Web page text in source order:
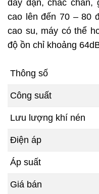
dày dặn, chắc chắn,
cao lên đến 70 – 80
cao su, máy có thể
độ ồn chỉ khoảng
Thông số
Công suất
Lưu lượng khí nén
Điện áp
Áp suất
Giá bán